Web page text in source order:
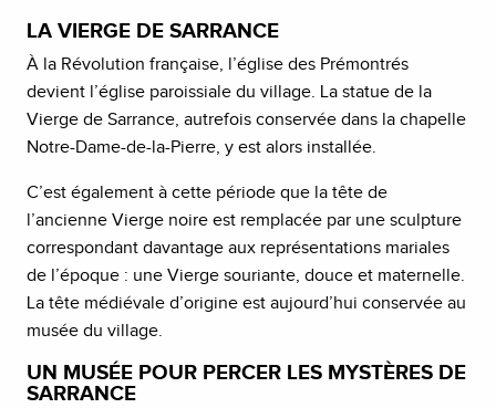
LA VIERGE DE SARRANCE
À la Révolution française, l’église des Prémontrés
devient l’église paroissiale du village. La statue de la
Vierge de Sarrance, autrefois conservée dans la chapelle
Notre-Dame-de-la-Pierre, y est alors installée.
C’est également à cette période que la tête de
l’ancienne Vierge noire est remplacée par une sculpture
correspondant davantage aux représentations mariales
de l’époque : une Vierge souriante, douce et maternelle.
La tête médiévale d’origine est aujourd’hui conservée au
musée du village.
UN MUSÉE POUR PERCER LES MYSTÈRES DE
SARRANCE